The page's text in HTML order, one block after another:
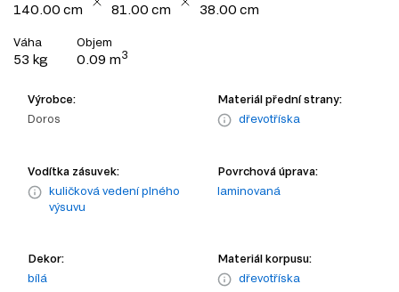
140.00 cm 81.00 cm 38.00 cm
Váha
53 kg
Objem
0.09 m3
Výrobce:
Doros
Materiál přední strany:
dřevotříska
Vodítka zásuvek:
kuličková vedení plného
výsuvu
Povrchová úprava:
laminovaná
Dekor:
bílá
Materiál korpusu:
dřevotříska